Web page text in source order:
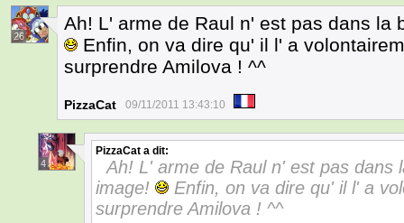
26
Ah! L' arme de Raul n' est pas dans la
Enfin, on va dire qu' il l' a
surprendre Amilova ! ^^
PizzaCat 09/11/2011 13:43:10
4
PizzaCat a dit:
Ah! L' arme de Raul n' est pas dans
image!
Enfin, on va dire qu' il l' a
surprendre Amilova ! ^^